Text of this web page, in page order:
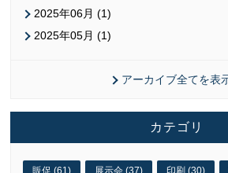
2025年06月 (1)
2025年05月 (1)
アーカイブ全てを表
カテゴリ